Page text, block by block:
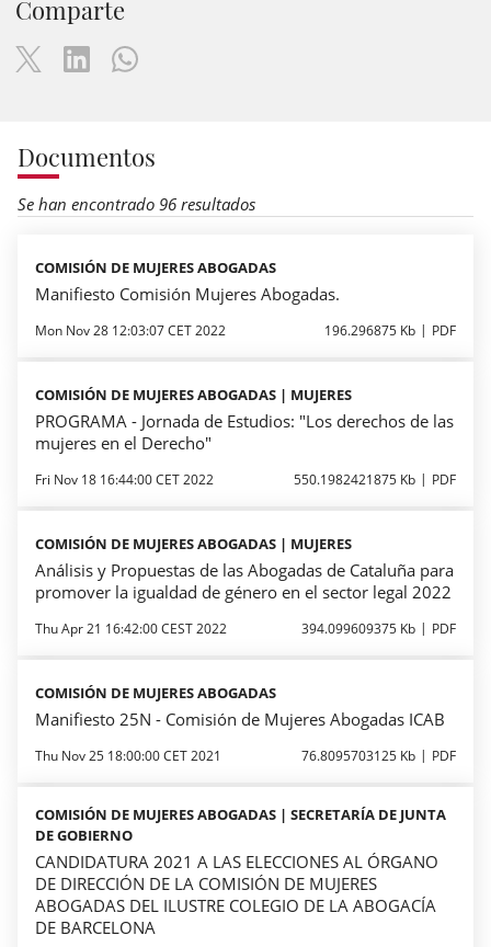
Comparte
Documentos
Se han encontrado 96 resultados
COMISIÓN DE MUJERES ABOGADAS
Manifiesto Comisión Mujeres Abogadas.
Mon Nov 28 12:03:07 CET 2022 196.296875 Kb PDF
COMISIÓN DE MUJERES ABOGADAS | MUJERES
PROGRAMA - Jornada de Estudios: "Los derechos de las
mujeres en el Derecho"
Fri Nov 18 16:44:00 CET 2022 550.1982421875 Kb PDF
COMISIÓN DE MUJERES ABOGADAS | MUJERES
Análisis y Propuestas de las Abogadas de Cataluña para
promover la igualdad de género en el sector legal 2022
Thu Apr 21 16:42:00 CEST 2022 394.099609375 Kb PDF
COMISIÓN DE MUJERES ABOGADAS
Manifiesto 25N - Comisión de Mujeres Abogadas ICAB
Thu Nov 25 18:00:00 CET 2021 76.8095703125 Kb PDF
COMISIÓN DE MUJERES ABOGADAS | SECRETARÍA DE JUNTA
DE GOBIERNO
CANDIDATURA 2021 A LAS ELECCIONES AL ÓRGANO
DE DIRECCIÓN DE LA COMISIÓN DE MUJERES
ABOGADAS DEL ILUSTRE COLEGIO DE LA ABOGACÍA
DE BARCELONA